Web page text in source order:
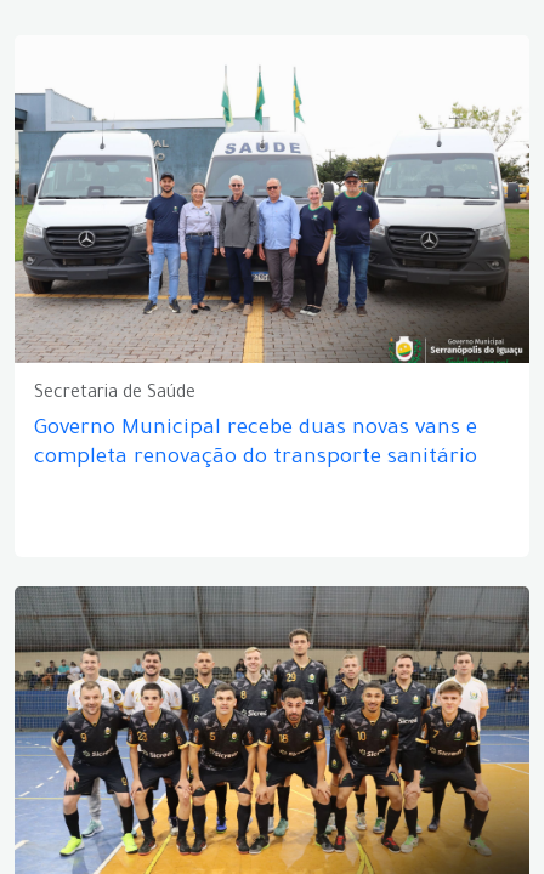
Secretaria de Saúde
Governo Municipal recebe duas novas vans e
completa renovação do transporte sanitário